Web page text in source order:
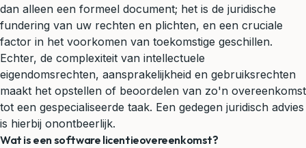
dan alleen een formeel document; het is de juridische
fundering van uw rechten en plichten, en een cruciale
factor in het voorkomen van toekomstige geschillen.
Echter, de complexiteit van intellectuele
eigendomsrechten, aansprakelijkheid en gebruiksrechten
maakt het opstellen of beoordelen van zo'n overeenkomst
tot een gespecialiseerde taak. Een gedegen juridisch advies
is hierbij onontbeerlijk.
Wat is een software licentieovereenkomst?